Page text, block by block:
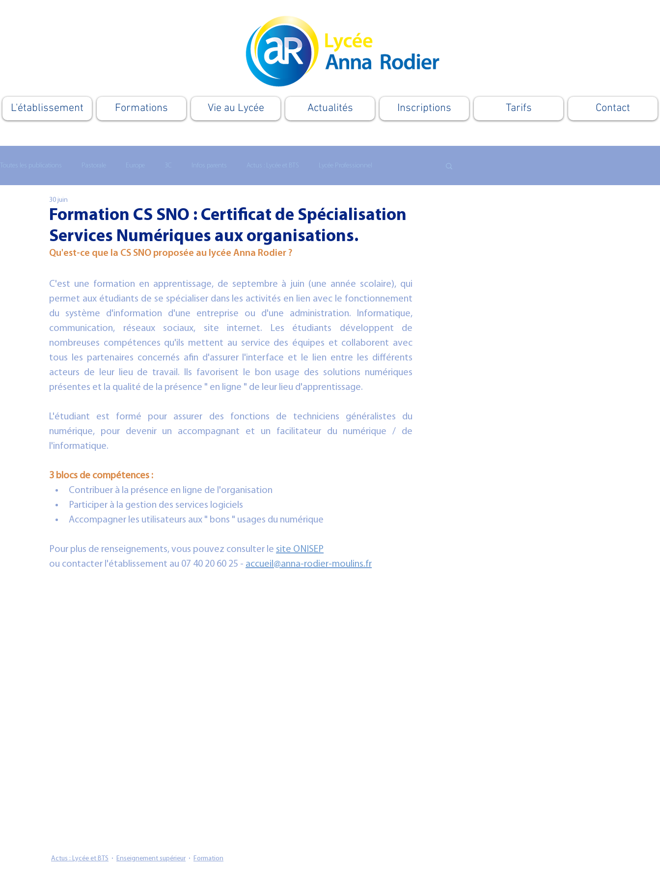
L'établissement Formations Vie au Lycée Actualités Inscriptions Tarifs Contact
Toutes les publications Pastorale Europe 3C Infos parents Actus : Lycée et BTS Lycée Professionnel
Lycée technologique
Examen - Concours
Formation CS SNO : Certificat de Spécialisation
Services Numériques aux organisations.
30 juin
Qu'est-ce que la CS SNO proposée au lycée Anna Rodier ?
C'est une formation en apprentissage, de septembre à juin (une année scolaire), qui
permet aux étudiants de se spécialiser dans les activités en lien avec le fonctionnement
du système d'information d'une entreprise ou d'une administration. Informatique,
communication, réseaux sociaux, site internet. Les étudiants développent de
nombreuses compétences qu'ils mettent au service des équipes et collaborent avec
tous les partenaires concernés afin d'assurer l'interface et le lien entre les différents
acteurs de leur lieu de travail. Ils favorisent le bon usage des solutions numériques
présentes et la qualité de la présence " en ligne " de leur lieu d'apprentissage.
L'étudiant est formé pour assurer des fonctions de techniciens généralistes du
numérique, pour devenir un accompagnant et un facilitateur du numérique / de
l'informatique.
3 blocs de compétences :
Contribuer à la présence en ligne de l'organisation
Participer à la gestion des services logiciels
Accompagner les utilisateurs aux " bons " usages du numérique
Pour plus de renseignements, vous pouvez consulter le site ONISEP
ou contacter l'établissement au 07 40 20 60 25 - accueil@anna-rodier-moulins.fr
Actus : Lycée et BTS Enseignement supérieur Formation